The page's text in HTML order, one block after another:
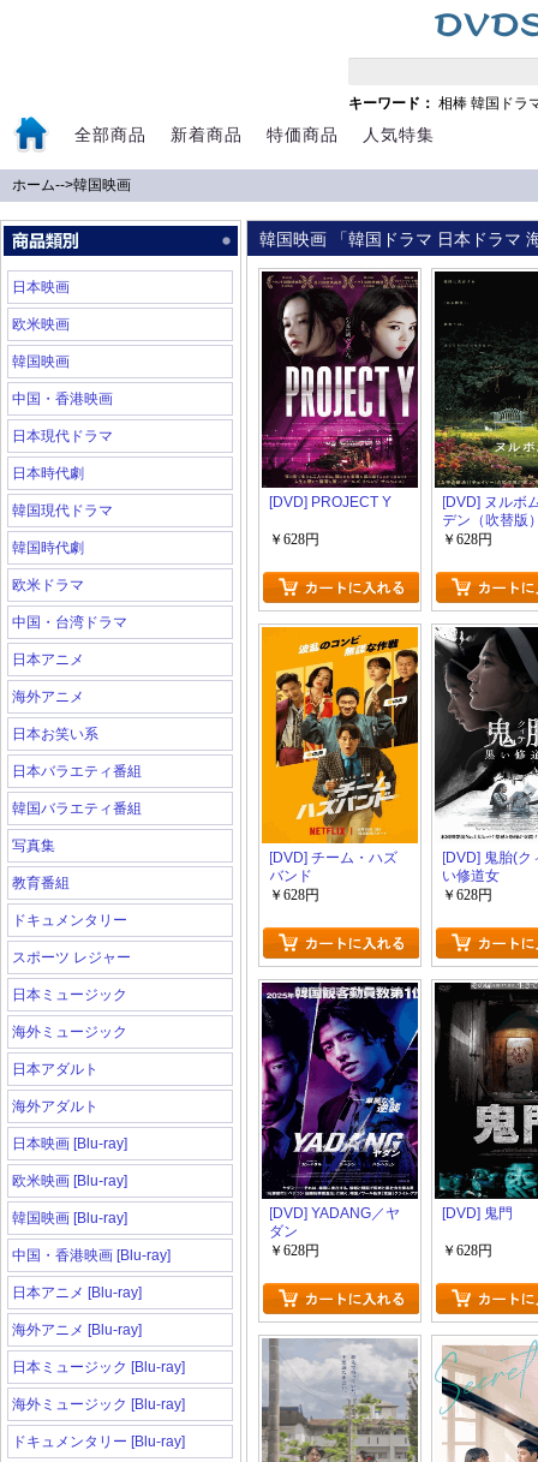
キーワード： 相棒 韓国ドラ
全部商品 新着商品 特価商品 人気特集
ホーム-->韓国映画
日本映画
欧米映画
韓国映画
中国・香港映画
日本現代ドラマ
日本時代劇
韓国現代ドラマ
韓国時代劇
欧米ドラマ
中国・台湾ドラマ
日本アニメ
海外アニメ
日本お笑い系
日本バラエティ番組
韓国バラエティ番組
写真集
教育番組
ドキュメンタリー
スポーツ レジャー
日本ミュージック
海外ミュージック
日本アダルト
海外アダルト
日本映画 [Blu-ray]
欧米映画 [Blu-ray]
韓国映画 [Blu-ray]
中国・香港映画 [Blu-ray]
日本アニメ [Blu-ray]
海外アニメ [Blu-ray]
日本ミュージック [Blu-ray]
海外ミュージック [Blu-ray]
ドキュメンタリー [Blu-ray]
韓国映画 「韓国ドラマ 日本ドラマ
[DVD] PROJECT Y
￥628円
[DVD] ヌルボ
デン（吹替版
￥628円
[DVD] チーム・ハズ
バンド
￥628円
[DVD] 鬼胎(ク
い修道女
￥628円
[DVD] YADANG／ヤ
ダン
￥628円
[DVD] 鬼門
￥628円